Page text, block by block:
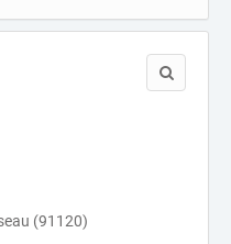
(91120)